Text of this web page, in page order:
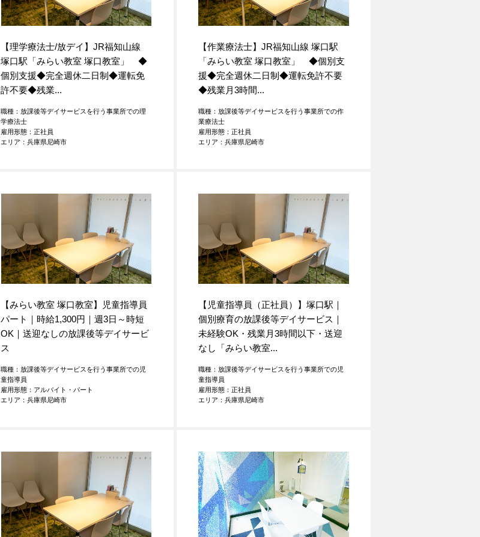
【理学療法士/放デイ】JR福知山線
塚口駅「みらい教室 塚口教室」 ◆
個別支援◆完全週休二日制◆運転免
許不要◆残業...
職種：放課後等デイサービスを行う事業所での理
学療法士
雇用形態：正社員
エリア：兵庫県尼崎市
【作業療法士】JR福知山線 塚口駅
「みらい教室 塚口教室」 ◆個別支
援◆完全週休二日制◆運転免許不要
◆残業月3時間...
職種：放課後等デイサービスを行う事業所での作
業療法士
雇用形態：正社員
エリア：兵庫県尼崎市
【みらい教室 塚口教室】児童指導員
パート｜時給1,300円｜週3日～時短
OK｜送迎なしの放課後等デイサービ
ス
職種：放課後等デイサービスを行う事業所での児
童指導員
雇用形態：アルバイト・パート
エリア：兵庫県尼崎市
【児童指導員（正社員）】塚口駅｜
個別療育の放課後等デイサービス｜
未経験OK・残業月3時間以下・送迎
なし「みらい教室...
職種：放課後等デイサービスを行う事業所での児
童指導員
雇用形態：正社員
エリア：兵庫県尼崎市